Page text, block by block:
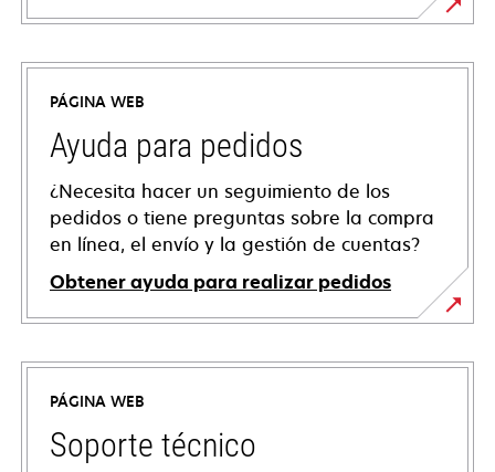
PÁGINA WEB
Ayuda para pedidos
¿Necesita hacer un seguimiento de los
pedidos o tiene preguntas sobre la compra
en línea, el envío y la gestión de cuentas?
Obtener ayuda para realizar pedidos
PÁGINA WEB
Soporte técnico